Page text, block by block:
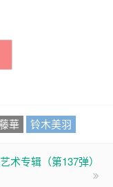
華 铃木美羽
术专辑（第137弹）